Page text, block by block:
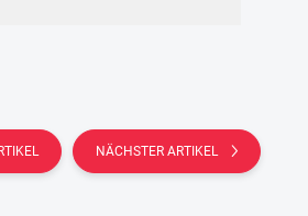
NÄCHSTER ARTIKEL